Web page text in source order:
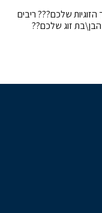
שלכם??? ריבים
הבן\בת זוג שלכם??